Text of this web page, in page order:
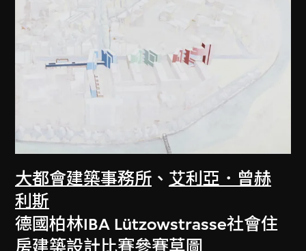
大都會建築事務所 、 艾利亞．曾赫
利斯
德國柏林IBA Lützowstrasse社會住
房建築設計比賽參賽草圖